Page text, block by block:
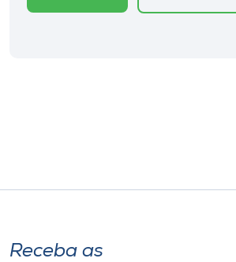
Receba as